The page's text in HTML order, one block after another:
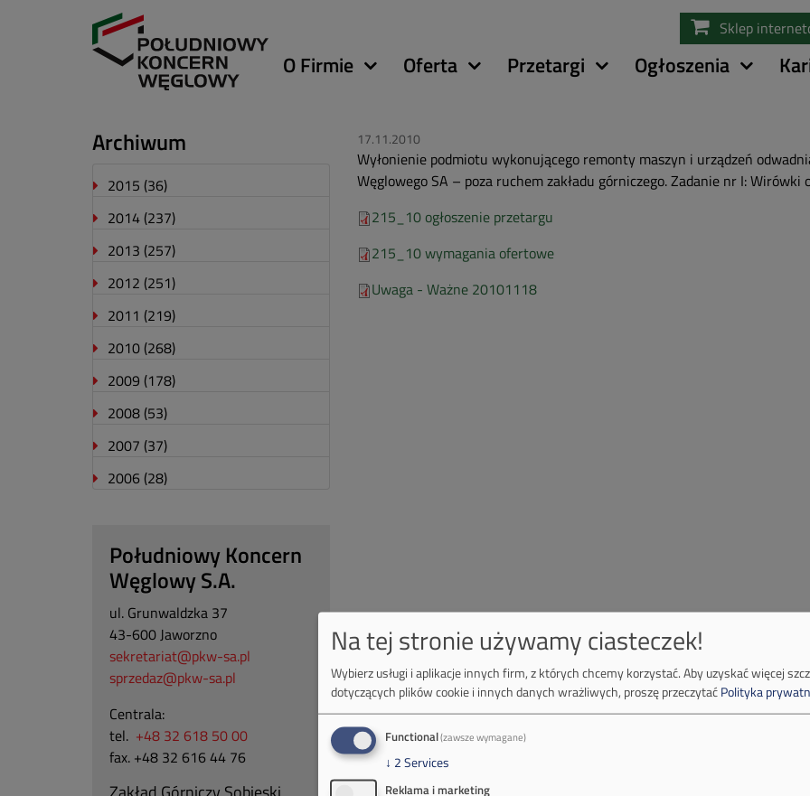
treści
Sklep
Główna
O Firmie Oferta Przetargi Ogłoszenia
17.11.2010
Wyłonienie podmiotu wykonującego remonty maszyn i urządzeń
Węglowego SA – poza ruchem zakładu górniczego. Zadanie nr I:
215_10 ogłoszenie przetargu
215_10 wymagania ofertowe
Uwaga - Ważne 20101118
Archiwum
2015 (36)
2014 (237)
2013 (257)
2012 (251)
2011 (219)
2010 (268)
2009 (178)
2008 (53)
2007 (37)
2006 (28)
Południowy Koncern
Węglowy S.A.
ul. Grunwaldzka 37
43-600 Jaworzno
sekretariat@pkw-sa.pl
sprzedaz@pkw-sa.pl
Centrala:
tel. +48 32 618 50 00
fax. +48 32 616 44 76
Na tej stronie używamy ciasteczek!
Wybierz usługi i aplikacje innych firm, z których chcemy korzystać.Aby uzyskać więcej
dotyczących plików cookie i innych danych wrażliwych, proszę przeczytaćPolityka
Functional(zawsze wymagane)
↓ 2Services
Reklama i marketing